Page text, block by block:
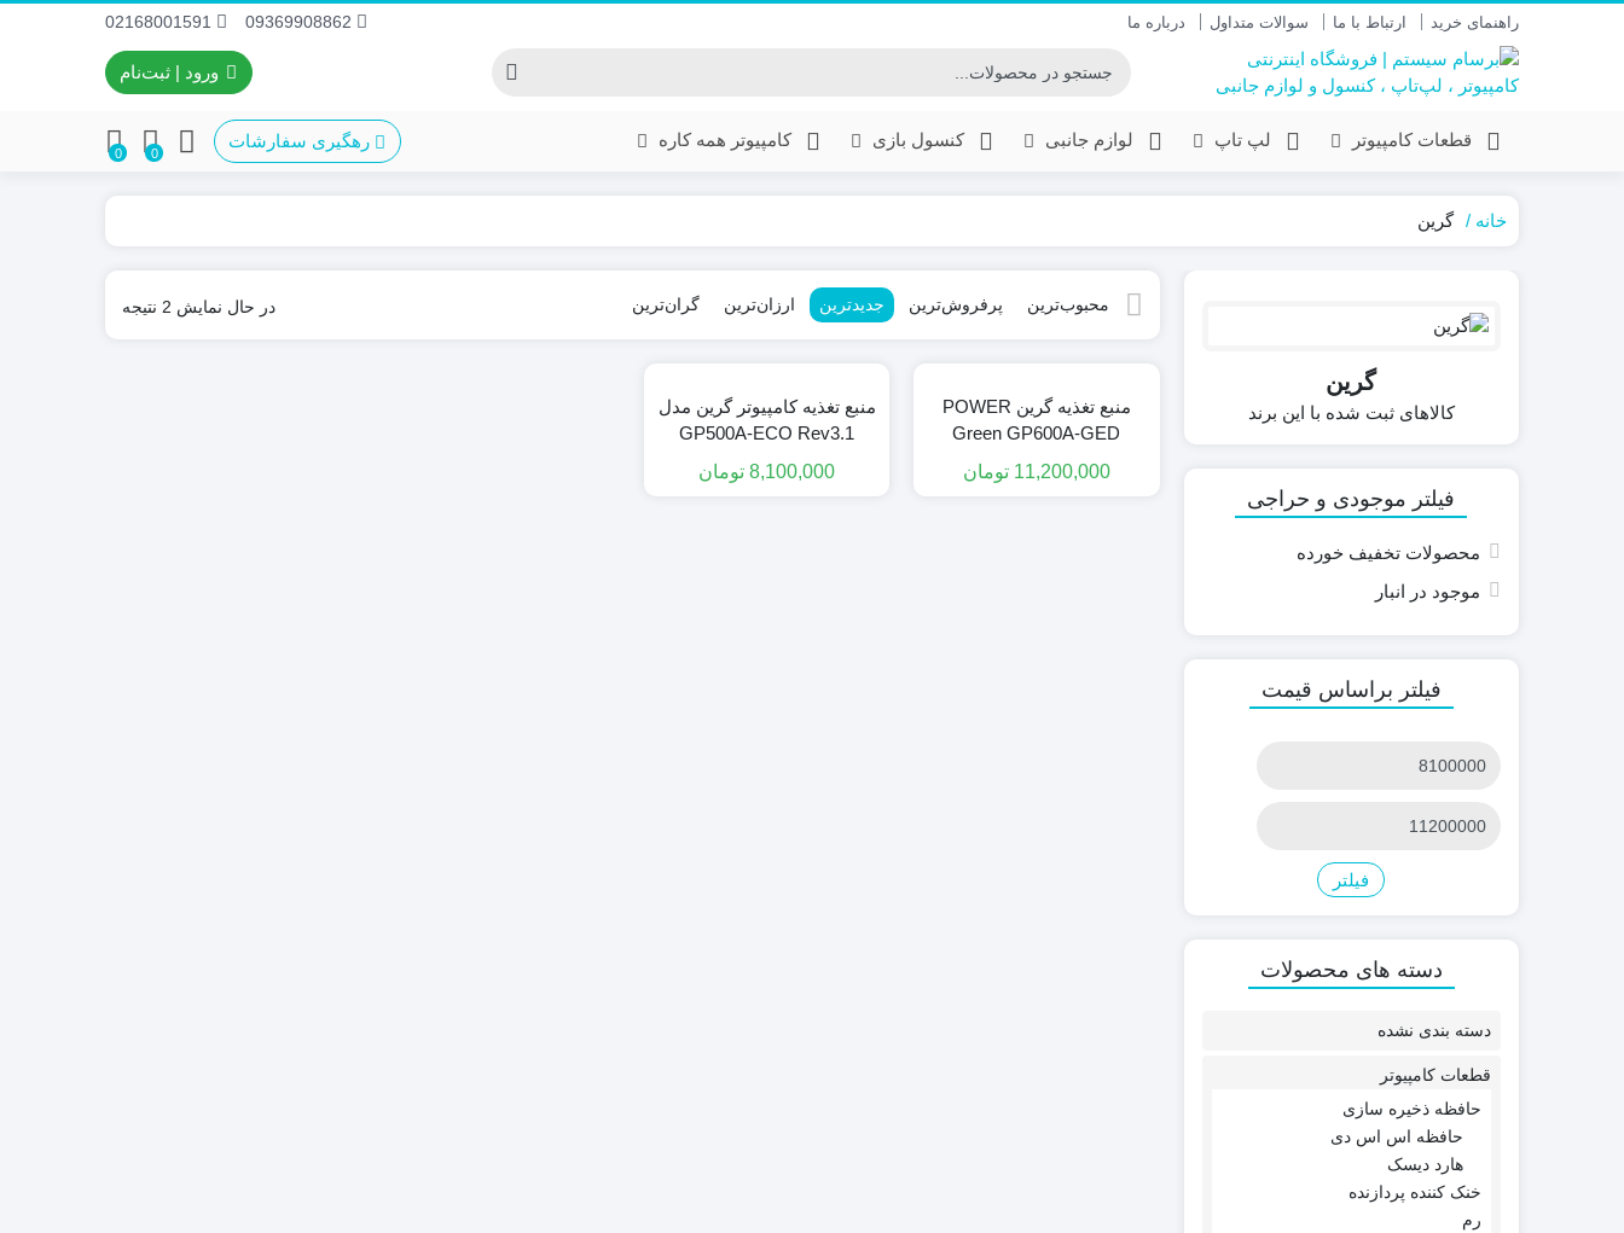
راهنمای خرید ارتباط با ما سوالات متداول درباره ما
ورود | ثبت‌نام
قطعات کامپیوتر لپ تاپ لوازم جانبی کنسول بازی کامپیوتر همه کاره رهگیری سفارشات
0
0
خانه گرین
محبوب‌ترین پرفروش‌ترین جدیدترین ارزان‌ترین گران‌ترین در حال نمایش 2 نتیجه
منبع تغذیه گرین POWER
Green GP600A-GED
11,200,000 تومان
منبع تغذیه کامپیوتر گرین مدل
GP500A-ECO Rev3.1
8,100,000 تومان
گرین
کالاهای ثبت شده با این برند
فیلتر موجودی و حراجی
محصولات تخفیف خورده
موجود در انبار
فیلتر براساس قیمت
فیلتر
دسته های محصولات
دسته بندی نشده
قطعات کامپیوتر
حافظه ذخیره سازی
حافظه اس اس دی
هارد دیسک
خنک کننده پردازنده
رم